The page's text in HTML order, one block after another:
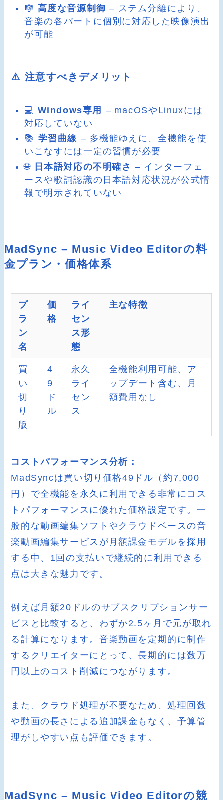
🎼 高度な音源制御 – ステム分離により、
音楽の各パートに個別に対応した映像演出
が可能
⚠️ 注意すべきデメリット
💻 Windows専用 – macOSやLinuxには
対応していない
📚 学習曲線 – 多機能ゆえに、全機能を使
いこなすには一定の習慣が必要
🌐 日本語対応の不明確さ – インターフェ
ースや歌詞認識の日本語対応状況が公式情
報で明示されていない
MadSync – Music Video Editorの料
金プラン・価格体系
プ
ラ
ン
名
価
格
ライ
セン
ス形
態
主な特徴
買
い
切
り
版
4
9
ド
ル
永久
ライ
セン
ス
全機能利用可能、ア
ップデート含む、月
額費用なし
コストパフォーマンス分析：
MadSyncは買い切り価格49ドル（約7,000
円）で全機能を永久に利用できる非常にコス
トパフォーマンスに優れた価格設定です。一
般的な動画編集ソフトやクラウドベースの音
楽動画編集サービスが月額課金モデルを採用
する中、1回の支払いで継続的に利用できる
点は大きな魅力です。
例えば月額20ドルのサブスクリプションサー
ビスと比較すると、わずか2.5ヶ月で元が取れ
る計算になります。音楽動画を定期的に制作
するクリエイターにとって、長期的には数万
円以上のコスト削減につながります。
また、クラウド処理が不要なため、処理回数
や動画の長さによる追加課金もなく、予算管
理がしやすい点も評価できます。
MadSync – Music Video Editorの競